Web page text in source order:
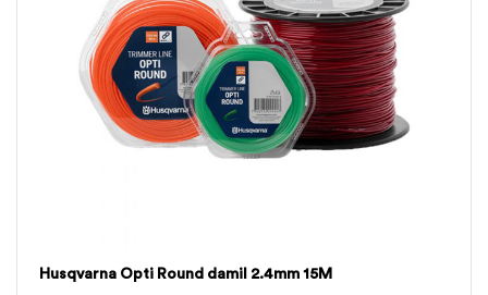
Husqvarna Opti Round damil 2.4mm 15M